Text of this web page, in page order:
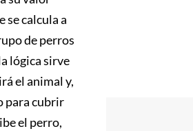
calcula a
de perros
lógica sirve
el animal y,
para cubrir
el perro,